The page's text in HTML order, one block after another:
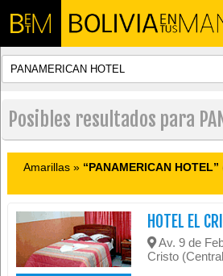
Posibles resultados para
Amarillas » “PANAMERICAN HOTEL”
HOTEL EL
Av. 9 de
Cristo